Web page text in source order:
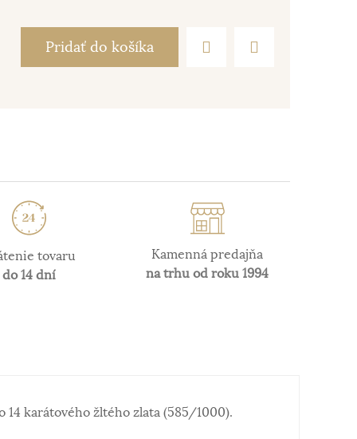
Pridať do košíka
tovaru
do 14 dní
Kamenná predajňa
na trhu od roku 1994
14 karátového žltého zlata (585/1000).